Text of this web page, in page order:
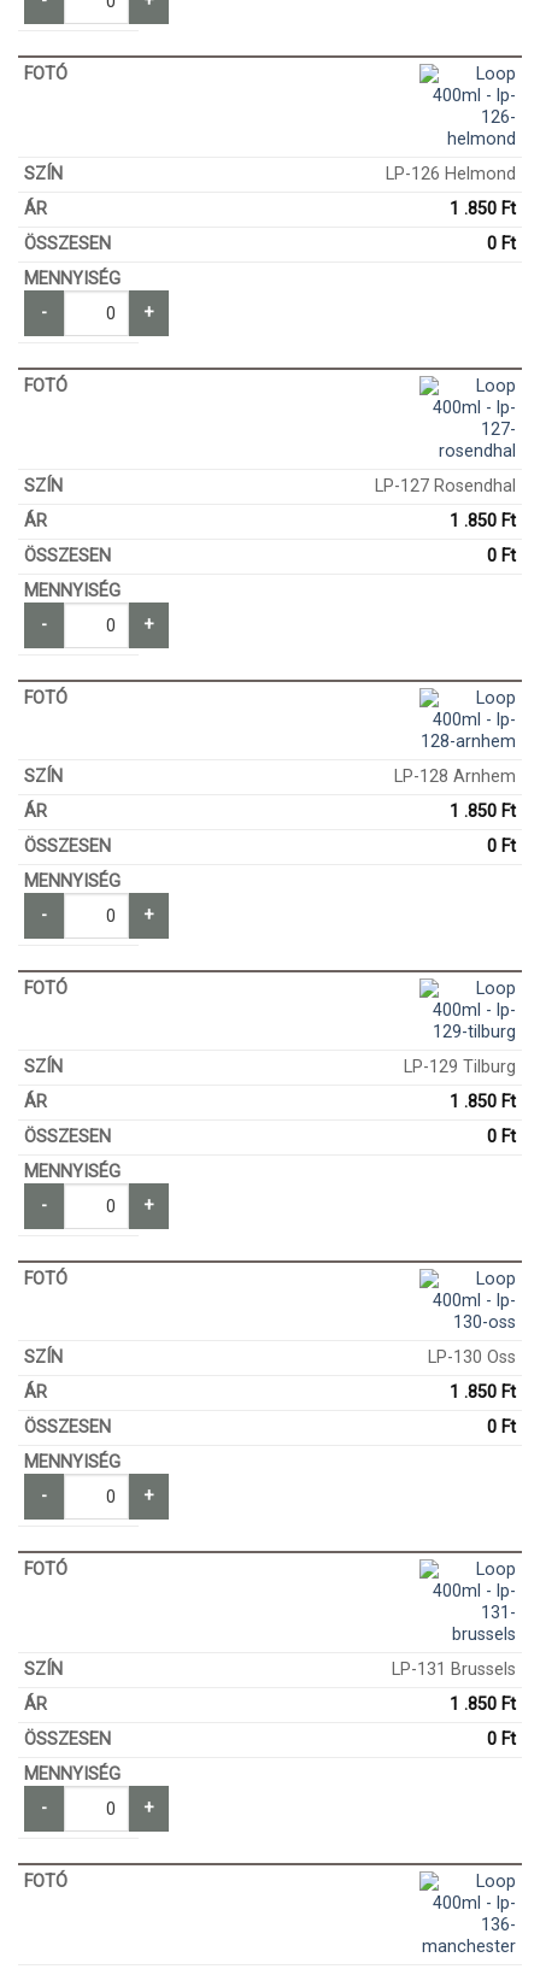
LP-126 Helmond
1 .850 Ft
0 Ft
- +
LP-127 Rosendhal
1 .850 Ft
0 Ft
- +
LP-128 Arnhem
1 .850 Ft
0 Ft
- +
LP-129 Tilburg
1 .850 Ft
0 Ft
- +
LP-130 Oss
1 .850 Ft
0 Ft
- +
LP-131 Brussels
1 .850 Ft
0 Ft
- +